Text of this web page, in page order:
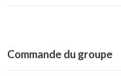
Commande du groupe